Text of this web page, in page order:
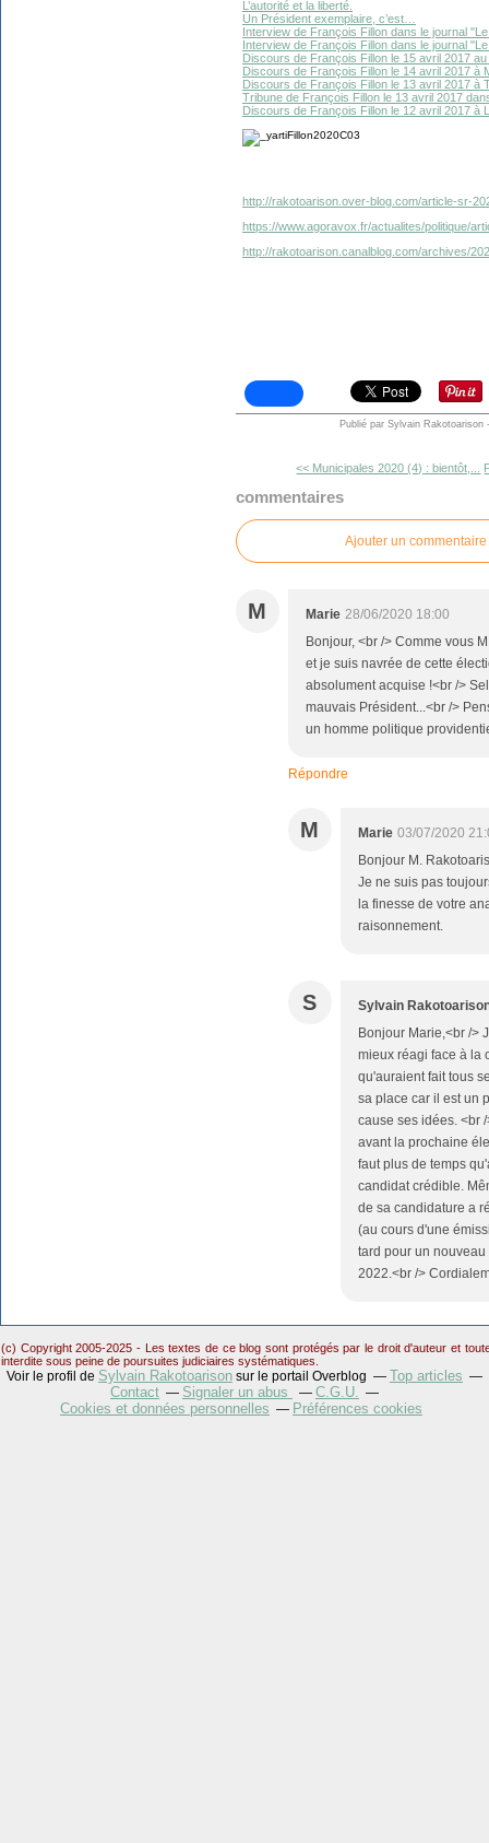
L’autorité et la liberté.
Un Président exemplaire, c’est…
Interview de François Fillon dans le journal
Interview de François Fillon dans le journal
Discours de François Fillon le 15 avril 2017
Discours de François Fillon le 14 avril 2017 à
Discours de François Fillon le 13 avril 2017 à
Tribune de François Fillon le 13 avril 2017
Discours de François Fillon le 12 avril 2017 à
http://rakotoarison.over-blog.com/article-sr-
https://www.agoravox.fr/actualites/politique/
http://rakotoarison.canalblog.com/archives/
Publié par Sylvain Rakotoarison -
<< Municipales 2020 (4) : bientôt,...
commentaires
Ajouter un commentaire
M Marie 28/06/2020 18:00
Bonjour, <br /> Comme vous
et je suis navrée de cette
absolument acquise !<br />
mauvais Président...<br />
un homme politique
Répondre
M Marie 03/07/2020
Bonjour M.
Je ne suis pas
la finesse de votre
raisonnement.
S
Sylvain
Bonjour Marie,<br />
mieux réagi face à la
qu'auraient fait tous
sa place car il est un
cause ses idées. <br
avant la prochaine
faut plus de temps
candidat crédible.
de sa candidature a
(au cours d'une
tard pour un
2022.<br />
(c) Copyright 2005-2025 - Les textes de ce blog sont protégés par le droit d'auteur et
interdite sous peine de poursuites judiciaires systématiques.
Voir le profil de Sylvain Rakotoarison sur le portail Overblog
Top articles
Contact
Signaler un abus
C.G.U.
Cookies et données personnelles
Préférences cookies